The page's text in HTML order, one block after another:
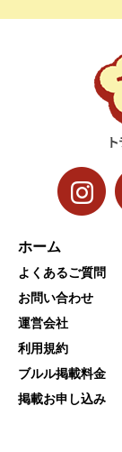
ホーム
よくあるご質問
お問い合わせ
運営会社
利用規約
ブルル掲載料金
掲載お申し込み